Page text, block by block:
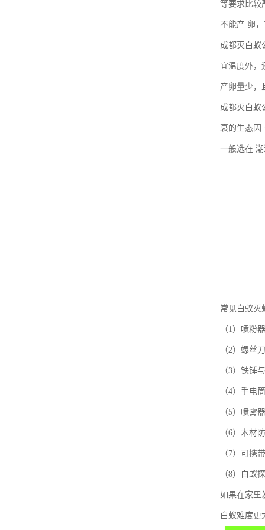
等要求比较
不能产 卵
成都灭白蚁
宜温度外，
产卵量少，
成都灭白蚁
衰的生态因
一般选在 潮
常见白蚁灭
（1）喷粉
（2）螺丝
（3）铁锤
（4）手电
（5）喷雾
（6）木材
（7）可携
（8）白蚁
如果在家里
白蚁难度更